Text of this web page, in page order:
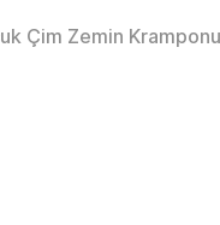
Çim Zemin